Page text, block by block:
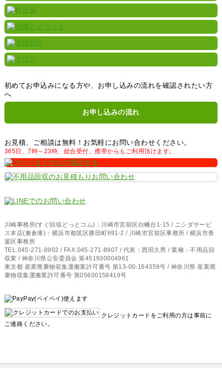
初めてお申込みになる方や、お申し込みの流れを確認されたい方
へ
お申し込みの流れ
お見積、ご相談は無料！お気軽にお問い合わせください。
365日、7時～23時、総合受付、携帯からもご利用頂けます。
川崎事務所(すぐ回収どっとコム)：川崎市宮前区白幡台1-15 / ニシダサービ
ス本店(兼倉庫)：横浜市都筑区勝田町691-2 / 川崎市宮前区事務所 / 横浜市青
葉区事務所
TEL.045-271-8902 / FAX.045-271-8907 / 代表：西田久男 / 業種：不用品回
収業 / 神奈川県公安委員会 第451930004961
東京都 産業廃棄物収集運搬業許可番号 第13-00-164359号 / 神奈川県 産業廃
棄物収集運搬業許可番号 第05600158419号
クレジットカードをご利用の方は事前に
ご連絡ください。